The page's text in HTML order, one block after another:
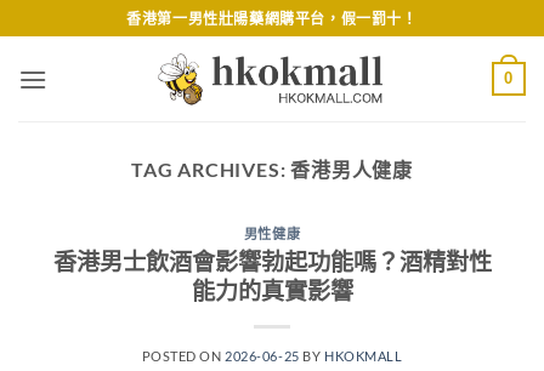
to
content
香港第一男性壯陽藥網購平台，假一罰十！
0
TAG ARCHIVES:香港男人健康
男性健康
香港男士飲酒會影響勃起功能嗎？酒精對性
能力的真實影響
POSTED ON 2026-06-25 BY HKOKMALL